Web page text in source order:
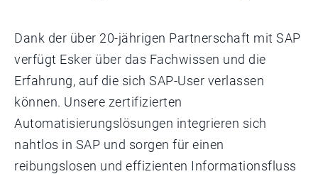
Dank der über 20-jährigen Partnerschaft mit SAP
verfügt Esker über das Fachwissen und die
Erfahrung, auf die sich SAP-User verlassen
können. Unsere zertifizierten
Automatisierungslösungen integrieren sich
nahtlos in SAP und sorgen für einen
reibungslosen und effizienten Informationsfluss